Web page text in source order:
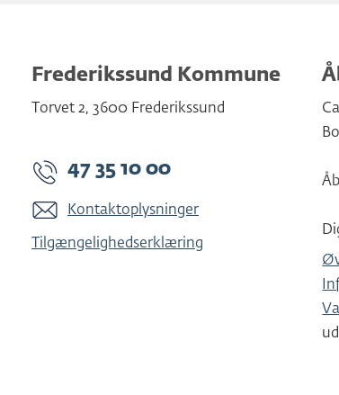
Frederikssund Kommune
Torvet 2, 3600 Frederikssund
47 35 10 00
Kontaktoplysninger
Tilgængelighedserklæring